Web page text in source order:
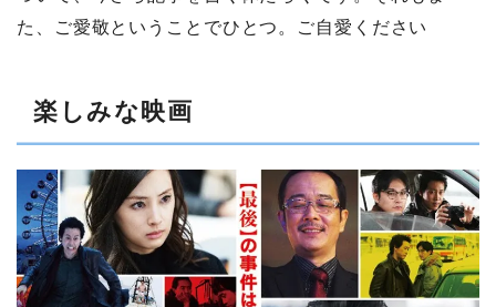
た、ご愛敬ということでひとつ。ご自愛ください
楽しみな映画